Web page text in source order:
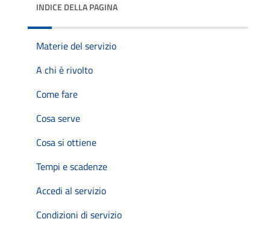
INDICE DELLA PAGINA
Materie del servizio
A chi è rivolto
Come fare
Cosa serve
Cosa si ottiene
Tempi e scadenze
Accedi al servizio
Condizioni di servizio